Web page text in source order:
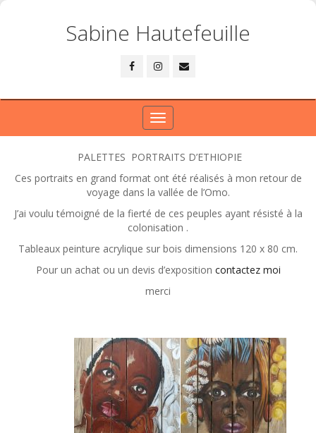
Sabine Hautefeuille
Toggle
navigation
PALETTES PORTRAITS D’ETHIOPIE
Ces portraits en grand format ont été réalisés à mon retour de
voyage dans la vallée de l’Omo.
J’ai voulu témoigné de la fierté de ces peuples ayant résisté à la
colonisation .
Tableaux peinture acrylique sur bois dimensions 120 x 80 cm.
Pour un achat ou un devis d’exposition contactez moi
merci